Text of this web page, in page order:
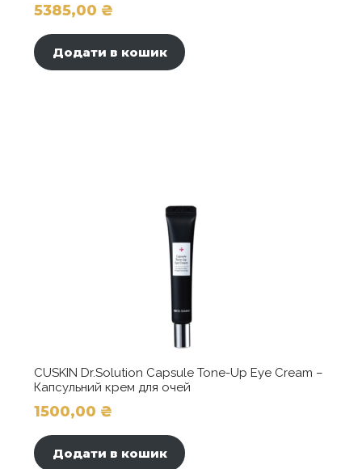
5385,00 ₴
Додати в кошик
CUSKIN Dr.Solution Capsule Tone-Up Eye Cream –
Капсульний крем для очей
1500,00 ₴
Додати в кошик